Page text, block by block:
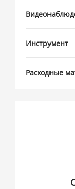
Инструмент
Расходные